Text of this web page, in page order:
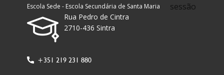
sessão
Escola Sede - Escola Secundária de Santa Maria
Rua Pedro de Cintra
2710-436 Sintra
+351 219 231 880